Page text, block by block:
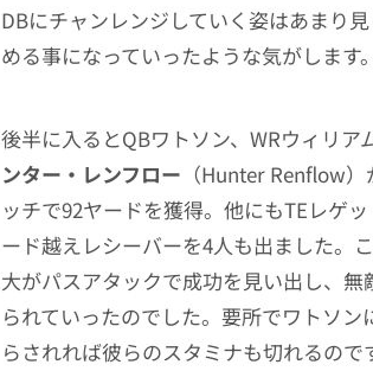
DBにチャンレンジしていく姿はあまり
める事になっていったような気がします。
後半に入るとQBワトソン、WRウィリ
ンター・レンフロー （Hunter Renflow
ッチで92ヤードを獲得。他にもTEレゲ
ード越えレシーバーを4人も出ました。
大がパスアタックで成功を見い出し、
られていったのでした。要所でワトソ
らされれば彼らのスタミナも切れるの